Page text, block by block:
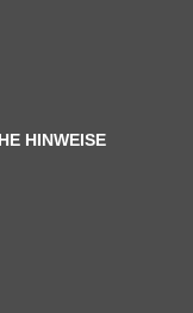
HINWEISE